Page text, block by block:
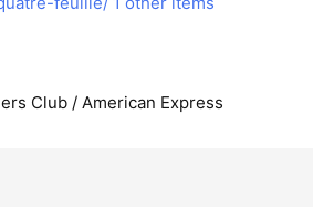
Club / American Express